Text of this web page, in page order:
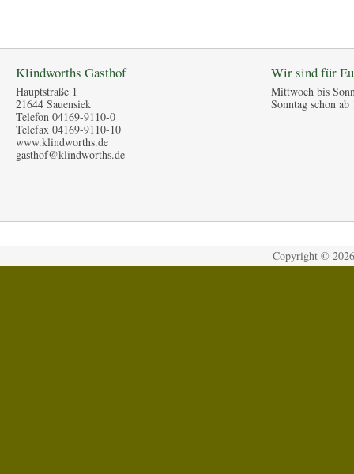
Klindworths Gasthof
Hauptstraße 1
21644 Sauensiek
Telefon 04169-9110-0
Telefax 04169-9110-10
www.klindworths.de
gasthof@klindworths.de
Wir sind für
Mittwoch bis
Sonntag schon
Copyright © 2026